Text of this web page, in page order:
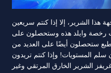
هذا الشرير، إلا إذا كنتم سريعين
رخصة وايلد هذه وستحصلون على
ستحصلون أيضًا على العديد من
سلم المستويات! وإذا كنتم تريدون
الشرير الخارق المرتقي وغير